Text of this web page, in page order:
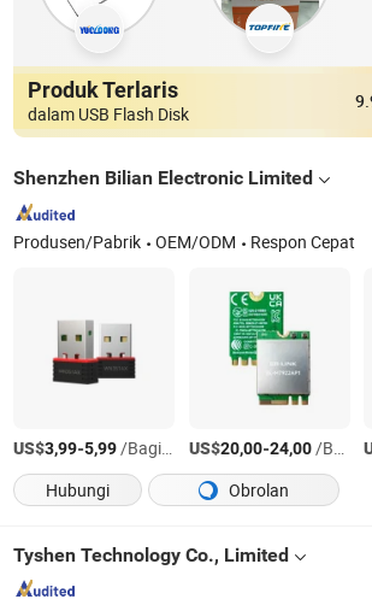
Produk Terlaris
dalam USB Flash Disk
Shenzhen Bilian Electronic Limited
Produsen/Pabrik OEM/ODM Respon Cepat
US$3,99-5,99/Bagian US$20,00-24,00/Bagian
Hubungi
Obrolan
Tyshen Technology Co., Limited